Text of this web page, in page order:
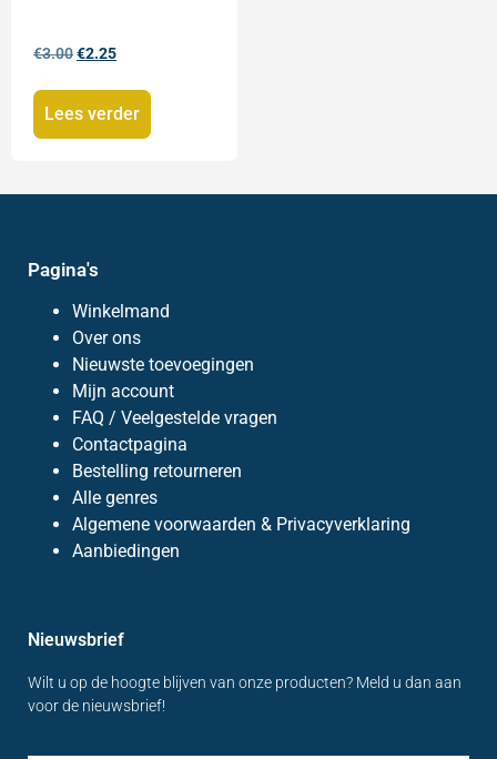
€3.00€2.25
Lees verder
Pagina's
Winkelmand
Over ons
Nieuwste toevoegingen
Mijn account
FAQ / Veelgestelde vragen
Contactpagina
Bestelling retourneren
Alle genres
Algemene voorwaarden & Privacyverklaring
Aanbiedingen
Nieuwsbrief
Wilt u op de hoogte blijven van onze producten? Meld u dan aan
voor de nieuwsbrief!